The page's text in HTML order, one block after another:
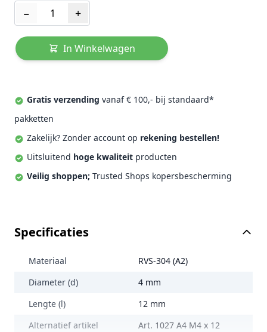
− +
In Winkelwagen
Gratis verzending vanaf € 100,- bij standaard*
pakketten
Zakelijk? Zonder account op rekening bestellen!
Uitsluitend hoge kwaliteit producten
Veilig shoppen; Trusted Shops kopersbescherming
Specificaties
Materiaal
RVS-304 (A2)
Diameter (d)
4 mm
Lengte (l)
12 mm
Alternatief artikel
Art. 1027 A4 M4 x 12